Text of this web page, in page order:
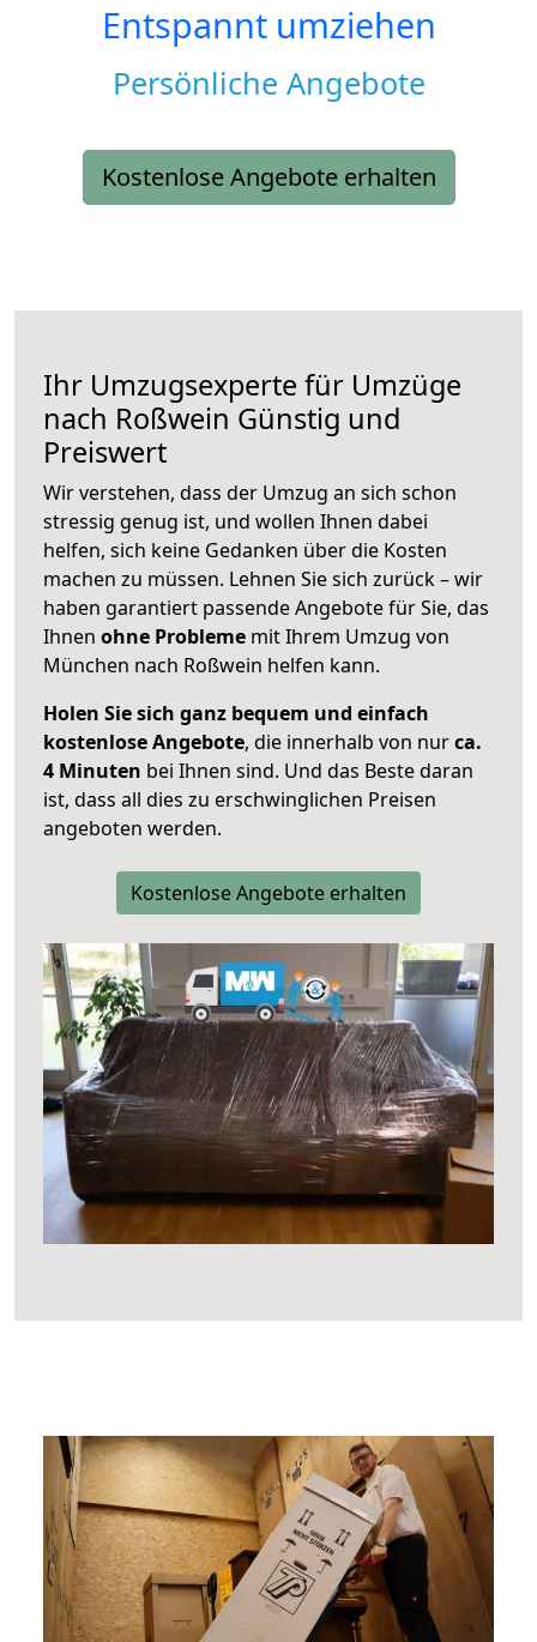
Entspannt umziehen
Persönliche Angebote
Kostenlose Angebote erhalten
Ihr Umzugsexperte für Umzüge
nach Roßwein Günstig und
Preiswert
Wir verstehen, dass der Umzug an sich schon
stressig genug ist, und wollen Ihnen dabei
helfen, sich keine Gedanken über die Kosten
machen zu müssen. Lehnen Sie sich zurück – wir
haben garantiert passende Angebote für Sie, das
Ihnen ohne Probleme mit Ihrem Umzug von
München nach Roßwein helfen kann.
Holen Sie sich ganz bequem und einfach
kostenlose Angebote, die innerhalb von nurca.
4 Minuten bei Ihnen sind. Und das Beste daran
ist, dass all dies zu erschwinglichen Preisen
angeboten werden.
Kostenlose Angebote erhalten